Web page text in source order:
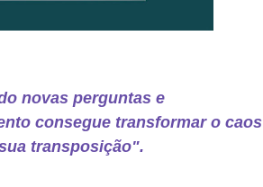
novas perguntas e
consegue transformar o caos
transposição".